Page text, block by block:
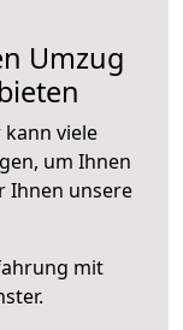
Umzug
viele
um Ihnen
Ihnen unsere
mit
.